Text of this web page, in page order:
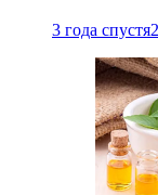
3 года спустя